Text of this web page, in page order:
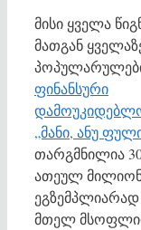
მისი ყველა
მათგან
ფინანსური
„მანი, ანუ
თარგმნილია
ათეულ
მთელ